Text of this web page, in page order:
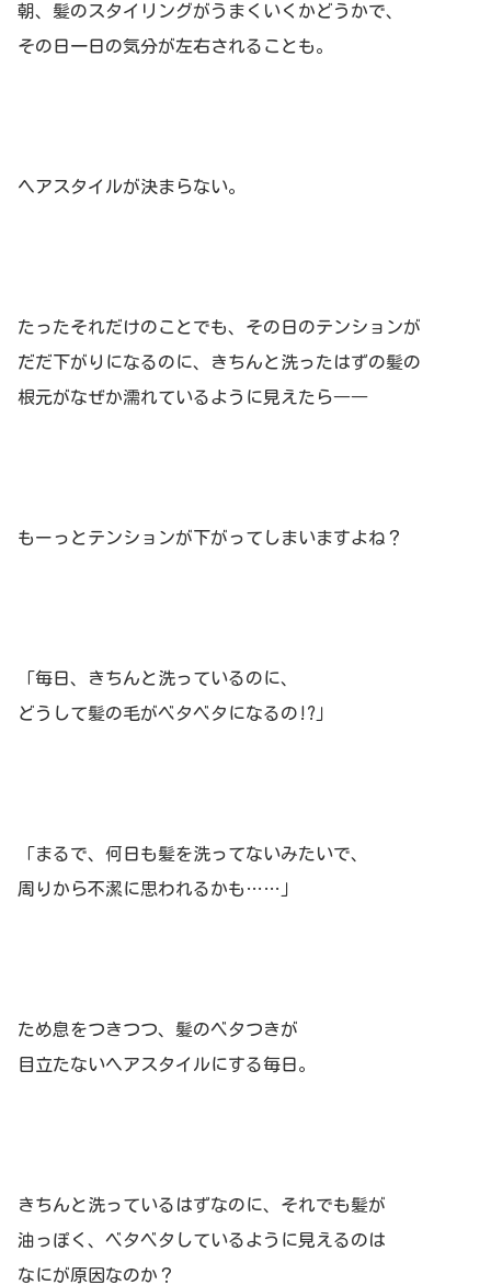
朝、髪のスタイリングがうまくいくかどうかで、
その日一日の気分が左右されることも。
ヘアスタイルが決まらない。
たったそれだけのことでも、その日のテンションが
だだ下がりになるのに、きちんと洗ったはずの髪の
根元がなぜか濡れているように見えたら――
もーっとテンションが下がってしまいますよね？
「毎日、きちんと洗っているのに、
どうして髪の毛がベタベタになるの!?」
「まるで、何日も髪を洗ってないみたいで、
周りから不潔に思われるかも……」
ため息をつきつつ、髪のベタつきが
目立たないヘアスタイルにする毎日。
きちんと洗っているはずなのに、それでも髪が
油っぽく、ベタベタしているように見えるのは
なにが原因なのか？